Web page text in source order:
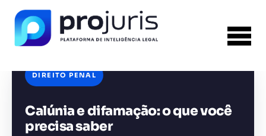
DIREITO PENAL
Calúnia e difamação: o que você
precisa saber
FERRAMENTA RECOMENDADA PARA ESTE
CONTEÚDO
Gestão de Contratos